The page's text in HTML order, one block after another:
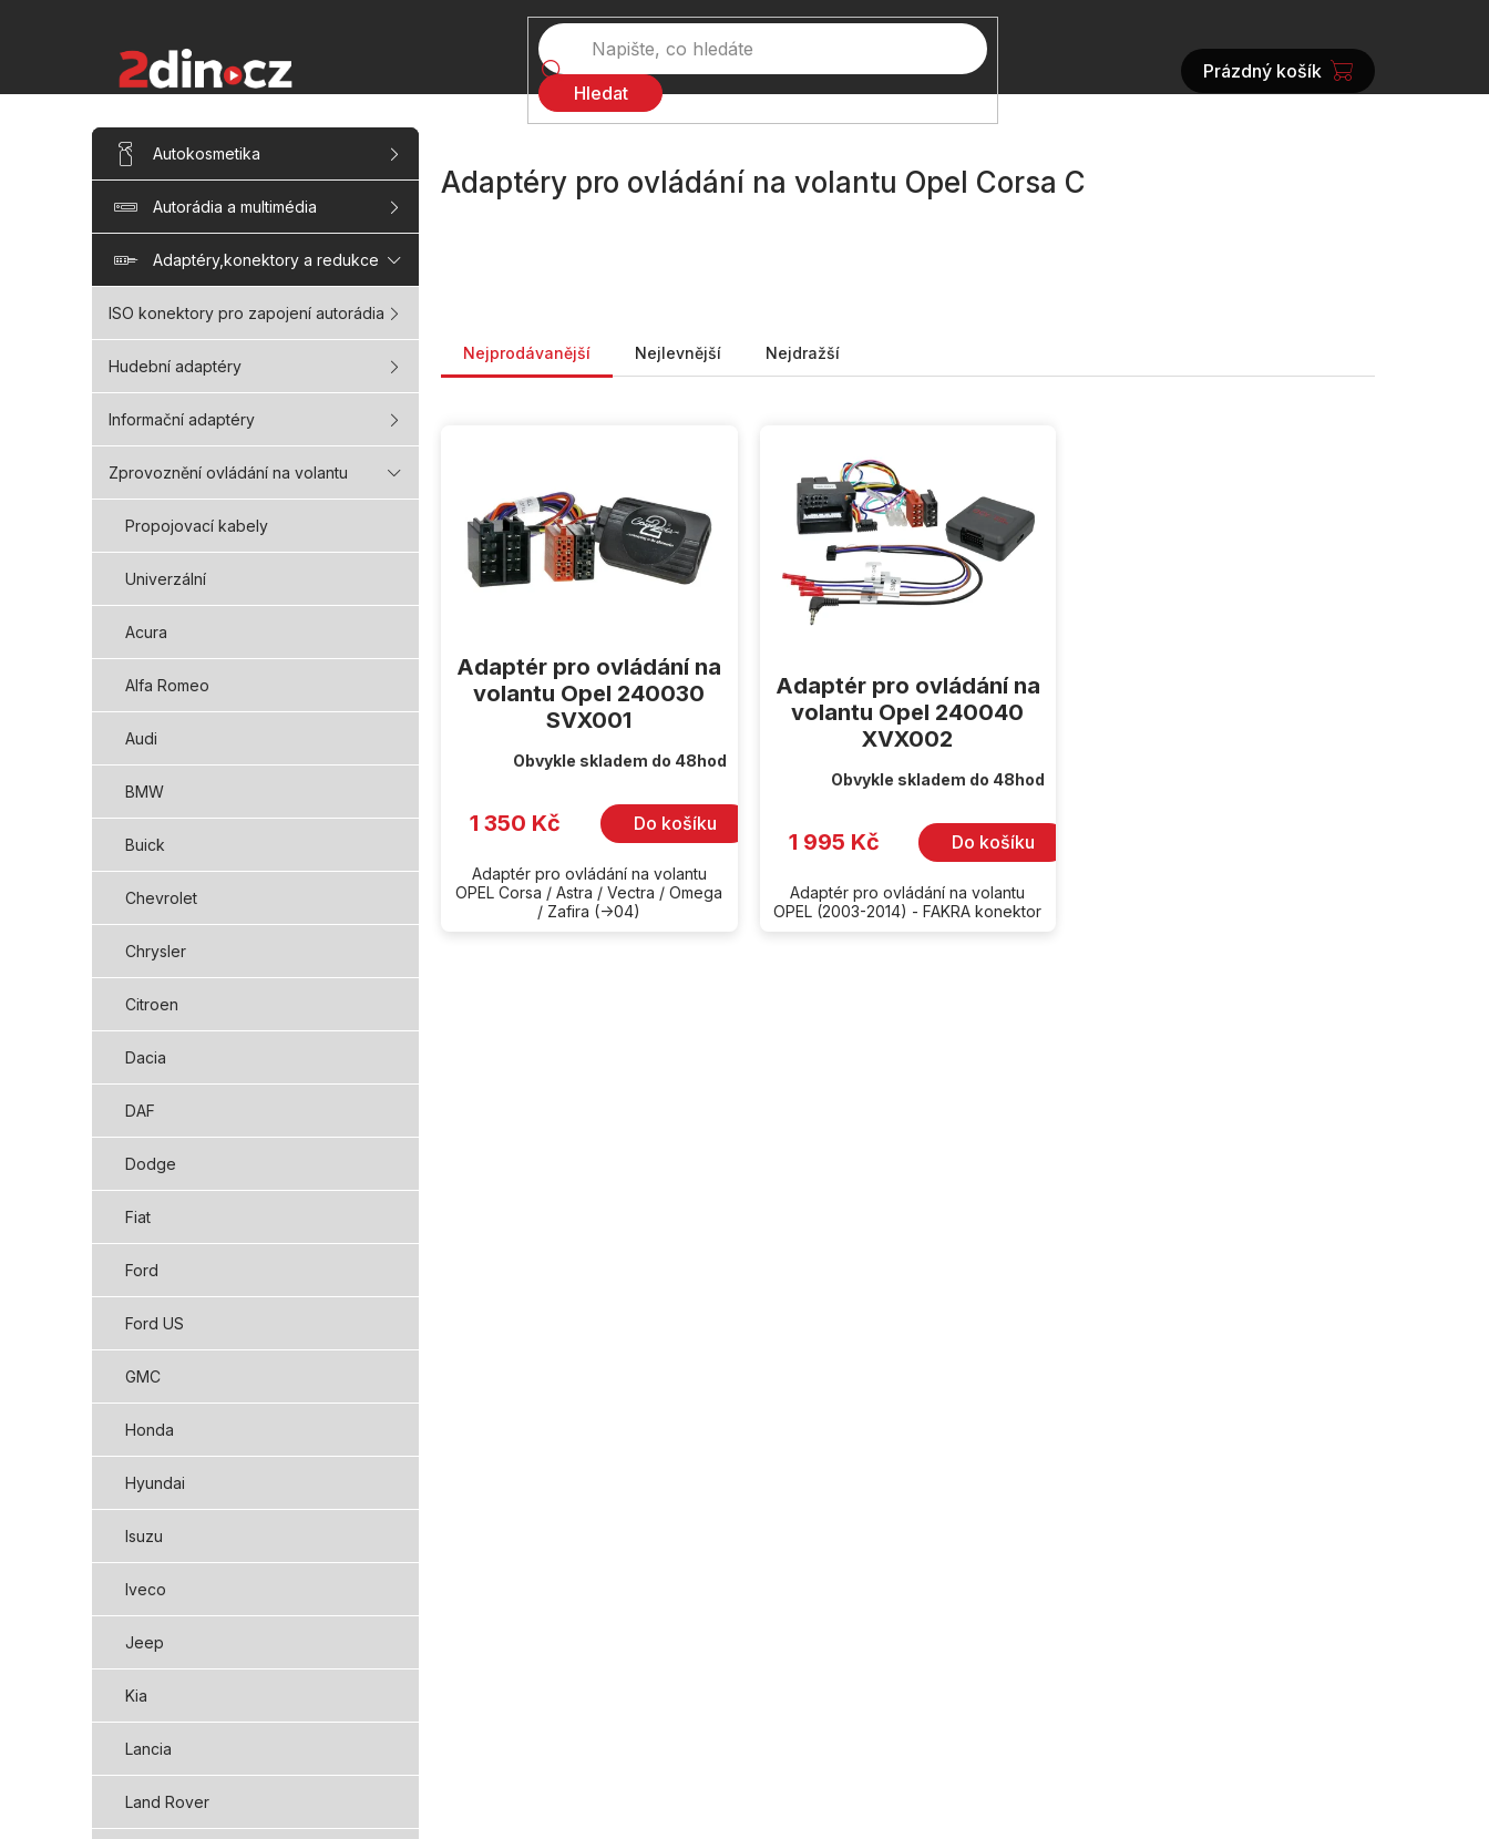
Hledat
NÁKUPNÍ
Prázdný košík
P
s
r
n
í
l
Přeskočit
kategorieAutokosmetika
Autorádia a multimédia
Adaptéry,konektory a redukce
ISO konektory pro zapojení autorádia
Hudební adaptéry
Informační adaptéry
Zprovoznění ovládání na volantu
Propojovací kabely
Univerzální
Acura
Alfa Romeo
Audi
BMW
Buick
Chevrolet
Chrysler
Citroen
Dacia
DAF
Dodge
Fiat
Ford
Ford US
GMC
Honda
Hyundai
Isuzu
Iveco
Jeep
Kia
Lancia
Land Rover
Adaptéry pro ovládání na volantu Opel Corsa C
Nejprodávanější Nejlevnější Nejdražší
Adaptér pro ovládání na
volantu Opel 240030
SVX001
Obvykle skladem do 48hod
1 350 Kč Do košíku
Adaptér pro ovládání na volantu
OPEL Corsa / Astra / Vectra / Omega
/ Zafira (->04)
Adaptér pro ovládání na
volantu Opel 240040
XVX002
Obvykle skladem do 48hod
1 995 Kč Do košíku
Adaptér pro ovládání na volantu
OPEL (2003-2014) - FAKRA konektor